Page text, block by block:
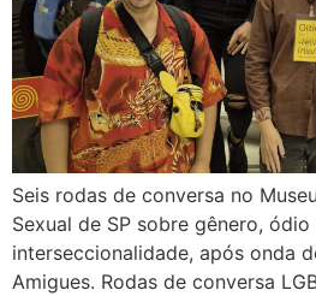
Seis rodas de conversa no
Sexual de SP sobre gênero, ódio
interseccionalidade, após onda
Amigues. Rodas de conversa